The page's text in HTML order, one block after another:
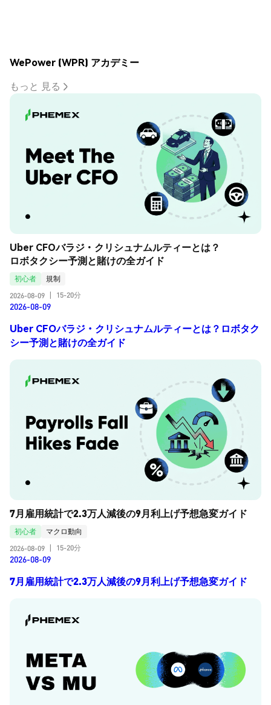
WePower (WPR) アカデミー
もっと 見る
Uber CFOバラジ・クリシュナムルティーとは？
ロボタクシー予測と賭けの全ガイド
初心者
規制
2026-08-09
15-20分
2026-08-09
Uber CFOバラジ・クリシュナムルティーとは？ロボタク
シー予測と賭けの全ガイド
7月雇用統計で2.3万人減後の9月利上げ予想急変ガイド
初心者
マクロ動向
2026-08-09
15-20分
2026-08-09
7月雇用統計で2.3万人減後の9月利上げ予想急変ガイド